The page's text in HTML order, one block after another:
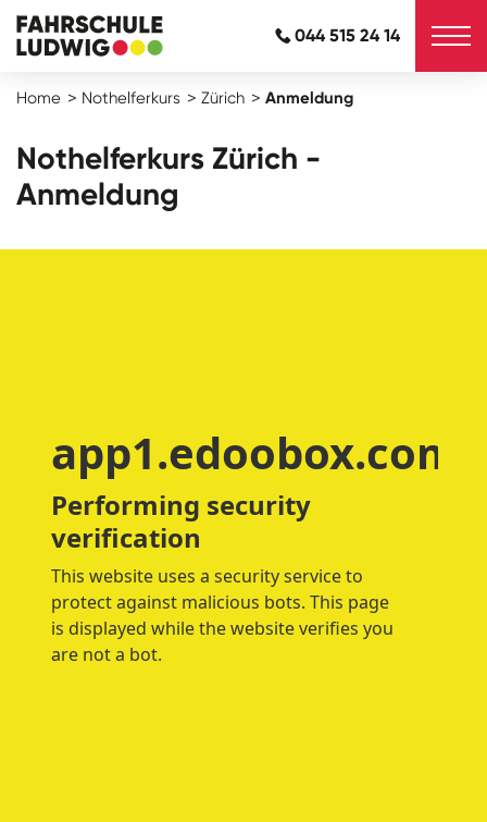
044 515 24 14
Home Nothelferkurs Zürich Anmeldung
Nothelferkurs Zürich -
Anmeldung